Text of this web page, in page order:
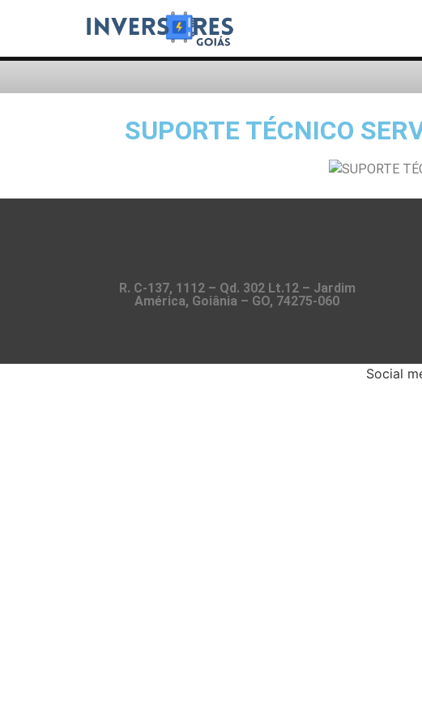
SUPORTE TÉCNICO
R. C-137, 1112 – Qd. 302 Lt.12 – Jardim
América, Goiânia – GO, 74275-060
Social